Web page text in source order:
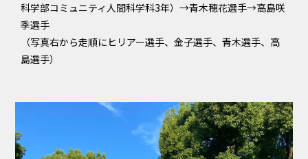
科学部コミュニティ人間科学科3年）→青木穂花選手→高島咲
季選手
（写真右から走順にヒリアー選手、金子選手、青木選手、高
島選手）